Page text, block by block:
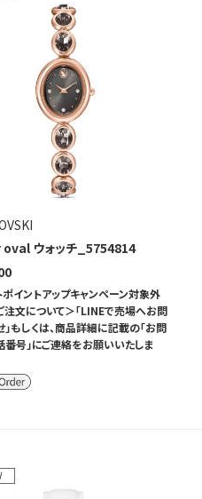
ウォッチ_5754814
イントアップキャンペーン対象外
注文について＞「LINEで売場へお問
もしくは、商品詳細に記載の「お問
番号」にご連絡をお願いいたしま